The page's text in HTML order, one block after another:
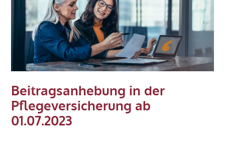
MONEY
TOP-
Steuerberater
2023
Beitragsanhebung in der
Pflegeversicherung ab
01.07.2023